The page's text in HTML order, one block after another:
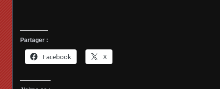
Partager :
Facebook X